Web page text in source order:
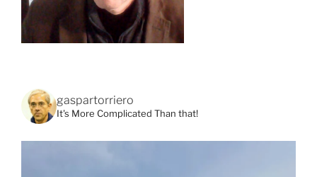
gaspartorriero
It's More Complicated Than that!